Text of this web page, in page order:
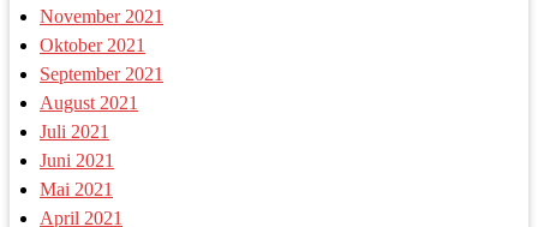
November 2021
Oktober 2021
September 2021
August 2021
Juli 2021
Juni 2021
Mai 2021
April 2021